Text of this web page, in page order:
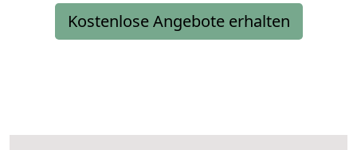
Kostenlose Angebote erhalten